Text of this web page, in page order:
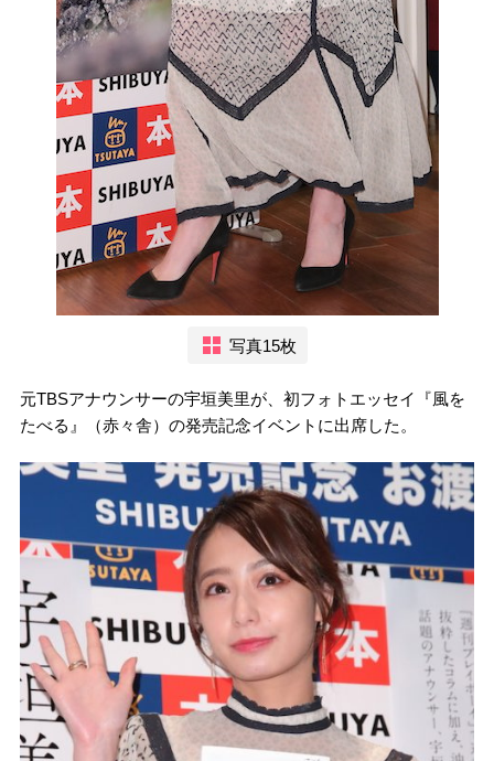
写真15枚
元TBSアナウンサーの宇垣美里が、初フォトエッセイ『風を
たべる』（赤々舎）の発売記念イベントに出席した。